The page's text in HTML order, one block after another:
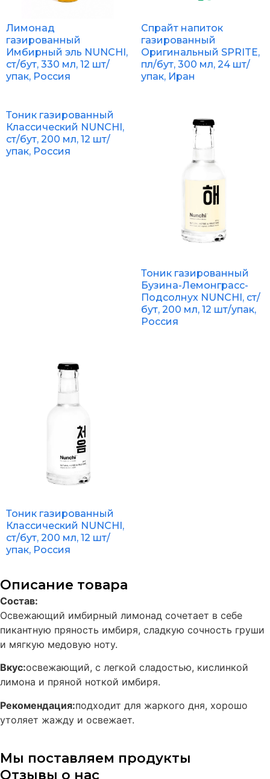
Лимонад
газированный
Имбирный эль NUNCHI,
ст/бут, 330 мл, 12 шт/
упак, Россия
Спрайт напиток
газированный
Оригинальный SPRITE,
пл/бут, 300 мл, 24 шт/
упак, Иран
Тоник газированный
Классический NUNCHI,
ст/бут, 200 мл, 12 шт/
упак, Россия
Тоник газированный
Бузина-Лемонграсс-
Подсолнух NUNCHI, ст/
бут, 200 мл, 12 шт/упак,
Россия
Тоник газированный
Классический NUNCHI,
ст/бут, 200 мл, 12 шт/
упак, Россия
Описание товара
Состав:
Освежающий имбирный лимонад сочетает в себе
пикантную пряность имбиря, сладкую сочность груши
и мягкую медовую ноту.
Вкус:освежающий, с легкой сладостью, кислинкой
лимона и пряной ноткой имбиря.
Рекомендация:подходит для жаркого дня, хорошо
утоляет жажду и освежает.
Мы поставляем продукты
Отзывы о нас